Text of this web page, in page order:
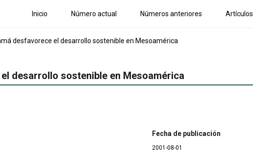
Inicio Número actual Números anteriores Artículos
desfavorece el desarrollo sostenible en Mesoamérica
desarrollo sostenible en Mesoamérica
Fecha de publicación
2001-08-01